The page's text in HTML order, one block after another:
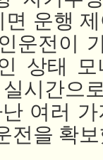
면 운행
운전이
상태
실시간으
여러
전을 확